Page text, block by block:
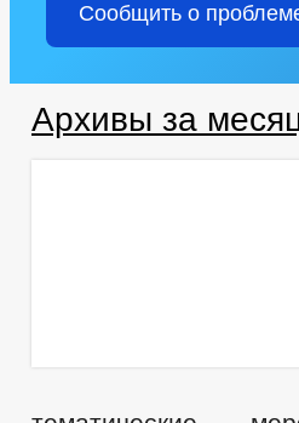
Сообщить о
Архивы за